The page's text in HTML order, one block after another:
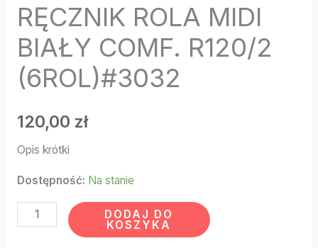
RĘCZNIK ROLA MIDI
BIAŁY COMF. R120/2
(6ROL)#3032
120,00 zł
Opis krótki
Dostępność: Na stanie
DODAJ DO
KOSZYKA